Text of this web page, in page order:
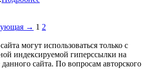
→ 1 2
могут использоваться только с
индексируемой гиперссылки на
сайта. По вопросам авторского